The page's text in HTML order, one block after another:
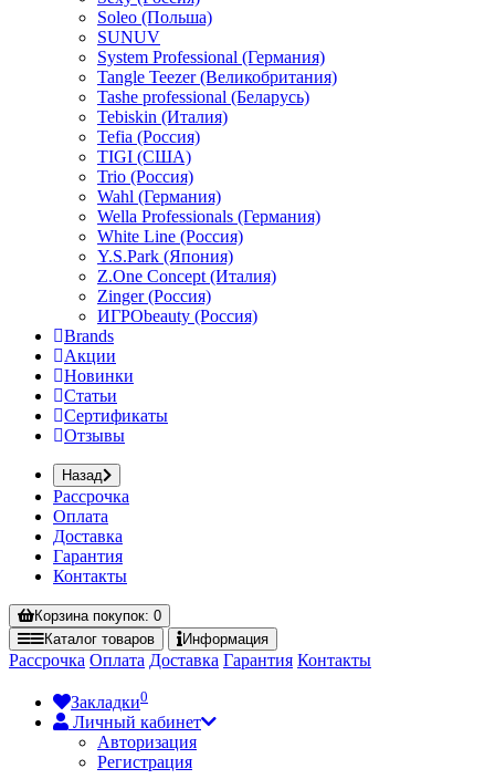
Soleo (Польша)
SUNUV
System Professional (Германия)
Tangle Teezer (Великобритания)
Tashe professional (Беларусь)
Tebiskin (Италия)
Tefia (Россия)
TIGI (США)
Trio (Россия)
Wahl (Германия)
Wella Professionals (Германия)
White Line (Россия)
Y.S.Park (Япония)
Z.One Concept (Италия)
Zinger (Россия)
ИГРОbeauty (Россия)
Brands
Акции
Новинки
Статьи
Сертификаты
Отзывы
Назад
Рассрочка
Оплата
Доставка
Гарантия
Контакты
Корзинапокупок: 0
Каталог товаров Информация
Рассрочка Оплата Доставка Гарантия Контакты
Закладки0
Личный кабинет
Авторизация
Регистрация